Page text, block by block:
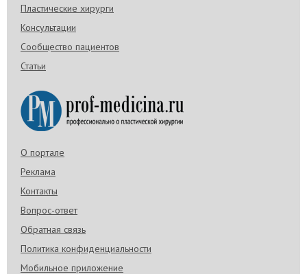
Пластические хирурги
Консультации
Сообщество пациентов
Статьи
О портале
Реклама
Контакты
Вопрос-ответ
Обратная связь
Политика конфиденциальности
Мобильное приложение